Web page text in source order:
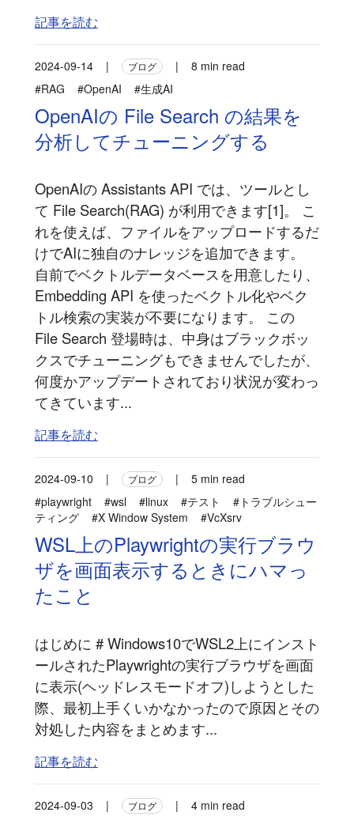
記事を読む
2024-09-14 | ブログ |
8 min read
#RAG
#OpenAI #生成AI
OpenAIの File Search の結果を
分析してチューニングする
OpenAIの Assistants API では、ツールとし
て File Search(RAG) が利用できます[1]。 こ
れを使えば、ファイルをアップロードするだ
けでAIに独自のナレッジを追加できます。
自前でベクトルデータベースを用意したり、
Embedding API を使ったベクトル化やベク
トル検索の実装が不要になります。 この
File Search 登場時は、中身はブラックボッ
クスでチューニングもできませんでしたが、
何度かアップデートされており状況が変わっ
てきています...
記事を読む
2024-09-10 | ブログ |
5 min read
#playwright
#wsl #linux #テスト
#トラブルシュー
ティング
#X Window System #VcXsrv
WSL上のPlaywrightの実行ブラウ
ザを画面表示するときにハマっ
たこと
はじめに # Windows10でWSL2上にインスト
ールされたPlaywrightの実行ブラウザを画面
に表示(ヘッドレスモードオフ)しようとした
際、最初上手くいかなかったので原因とその
対処した内容をまとめます...
記事を読む
2024-09-03 | ブログ |
4 min read